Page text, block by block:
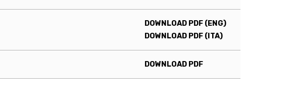
DOWNLOAD PDF (ENG)
DOWNLOAD PDF (ITA)
DOWNLOAD PDF